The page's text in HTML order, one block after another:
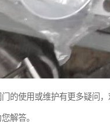
的使用或维护有更多疑问，
解答。